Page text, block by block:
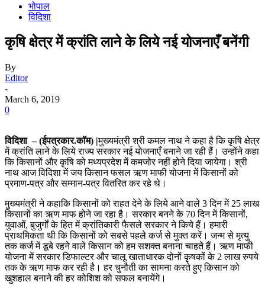
भोपाल
विदिशा
कृषि क्षेत्र में क्रांति लाने के लिये नई योजनाएँ बनेंगी
By
Editor
-
March 6, 2019
0
विदिशा – (ईपत्रकार.कॉम) |मुख्यमंत्री श्री कमल नाथ ने कहा है कि कृषि क्षेत्र
में क्रांति लाने के लिये राज्य सरकार नई योजनाएँ बनाने जा रही हैं। उन्होंने कहा
कि किसानों और कृषि को मध्यप्रदेश में कमजोर नहीं होने दिया जायेगा। श्री
नाथ आज विदिशा में जय किसान फसल ऋण माफी योजना में किसानों को
प्रमाण-पत्र और सम्मान-पत्र वितरित कर रहे थे।
मुख्यमंत्री ने कहाकि किसानों को राहत देने के लिये आने वाले 3 दिन में 25 लाख
किसानों का ऋण माफ होने जा रहा है। सरकार बनने के 70 दिन में किसानों,
युवाओं, बुजुर्गों के हित में क्रांतिकारी फैसले सरकार ने किये हैं। हमारी
प्राथमिकता थी कि किसानों को सबसे पहले कर्ज से मुक्त करें। जन्म से मृत्यु
तक कर्ज में डूबे रहने वाले किसान को हम सशक्त बनाना चाहते हैं। ऋण माफी
योजना में सरकार डिफाल्टर और चालू खाताधारक दोनों कृषकों के 2 लाख रुपये
तक के ऋण माफ कर रही है। हर चुनौती का सामना करते हुए किसान को
खुशहाल बनाने की हर कोशिश को सफल बनायेंगे।